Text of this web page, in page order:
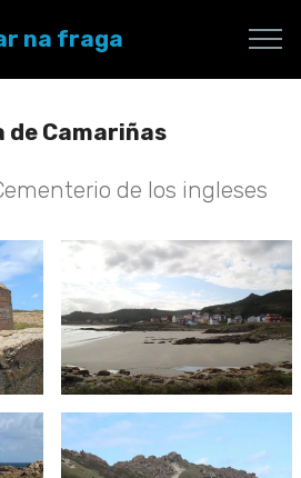
na fraga
de Camariñas
de los ingleses